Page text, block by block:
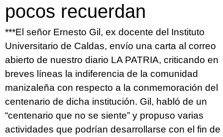
pocos recuerdan
***El señor Ernesto Gil, ex docente del Instituto
Universitario de Caldas, envío una carta al correo
abierto de nuestro diario LA PATRIA, criticando en
breves líneas la indiferencia de la comunidad
manizaleña con respecto a la conmemoración del
centenario de dicha institución. Gil, habló de un
“centenario que no se siente” y propuso varias
actividades que podrían desarrollarse con el fin de